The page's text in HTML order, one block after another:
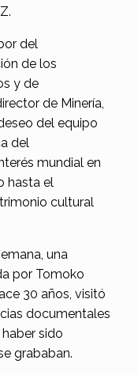
del
de los
y de
de Minería,
del equipo
del
mundial en
hasta el
cultural
una
por Tomoko
30 años, visitó
documentales
sido
grababan.